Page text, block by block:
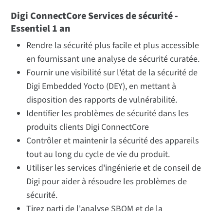
Digi ConnectCore Services de sécurité -
Essentiel 1 an
Rendre la sécurité plus facile et plus accessible
en fournissant une analyse de sécurité curatée.
Fournir une visibilité sur l'état de la sécurité de
Digi Embedded Yocto (DEY), en mettant à
disposition des rapports de vulnérabilité.
Identifier les problèmes de sécurité dans les
produits clients Digi ConnectCore
Contrôler et maintenir la sécurité des appareils
tout au long du cycle de vie du produit.
Utiliser les services d'ingénierie et de conseil de
Digi pour aider à résoudre les problèmes de
sécurité.